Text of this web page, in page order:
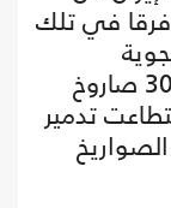
فرقا في تلك
الأمريكية إلى أن إيران تمتلك 3000 صاروخ
تدمير